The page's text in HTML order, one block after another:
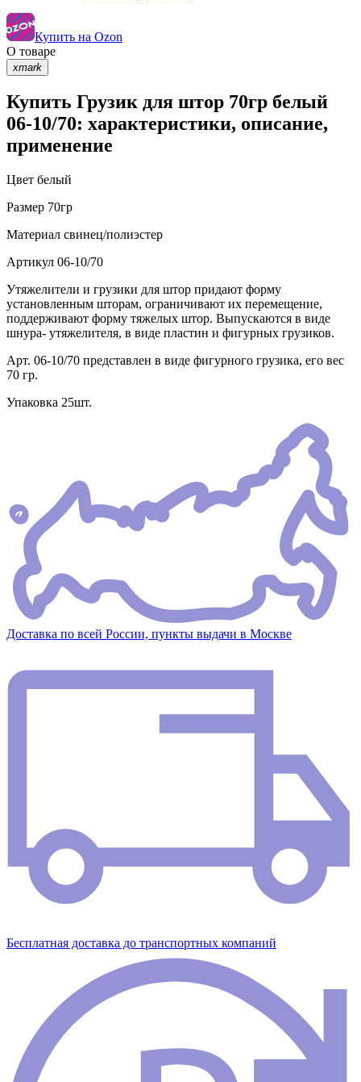
Купить на Ozon
О товаре
xmark
Купить Грузик для штор 70гр белый
06-10/70: характеристики, описание,
применение
Цвет белый
Размер 70гр
Материал свинец/полиэстер
Артикул 06-10/70
Утяжелители и грузики для штор придают форму
установленным шторам, ограничивают их перемещение,
поддерживают форму тяжелых штор. Выпускаются в виде
шнура- утяжелителя, в виде пластин и фигурных грузиков.
Арт. 06-10/70 представлен в виде фигурного грузика, его вес
70 гр.
Упаковка 25шт.
Доставка по всей России, пункты выдачи в Москве
Бесплатная доставка до транспортных компаний